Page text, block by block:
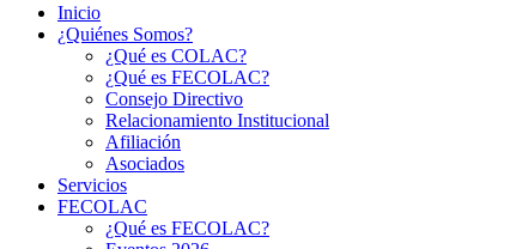
Menú
Inicio
¿Quiénes Somos?
¿Qué es COLAC?
¿Qué es FECOLAC?
Consejo Directivo
Relacionamiento Institucional
Afiliación
Asociados
Servicios
FECOLAC
¿Qué es FECOLAC?